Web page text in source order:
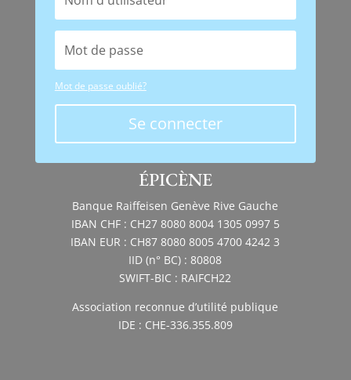
Mot de passe oublié?
Se connecter
ÉPICÈNE
Banque Raiffeisen Genève Rive Gauche
IBAN CHF : CH27 8080 8004 1305 0997 5
IBAN EUR : CH87 8080 8005 4700 4242 3
IID (n° BC) : 80808
SWIFT-BIC : RAIFCH22
Association reconnue d’utilité publique
IDE : CHE-336.355.809